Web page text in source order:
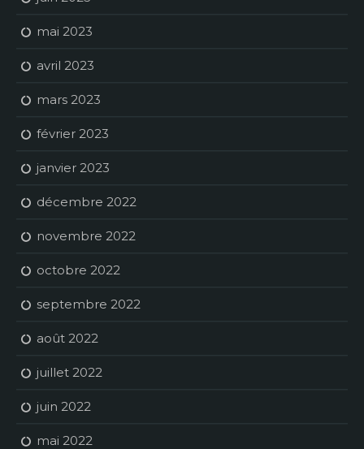
mai 2023
avril 2023
mars 2023
février 2023
janvier 2023
décembre 2022
novembre 2022
octobre 2022
septembre 2022
août 2022
juillet 2022
juin 2022
mai 2022